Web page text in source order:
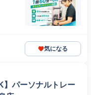
気になる
】パーソナルトレー